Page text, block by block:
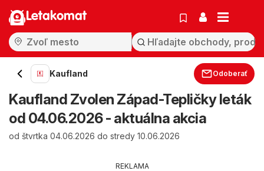
Letakomat
Kaufland Odoberať
Kaufland Zvolen Západ-Tepličky leták
od 04.06.2026 - aktuálna akcia
od štvrtka 04.06.2026 do stredy 10.06.2026
REKLAMA